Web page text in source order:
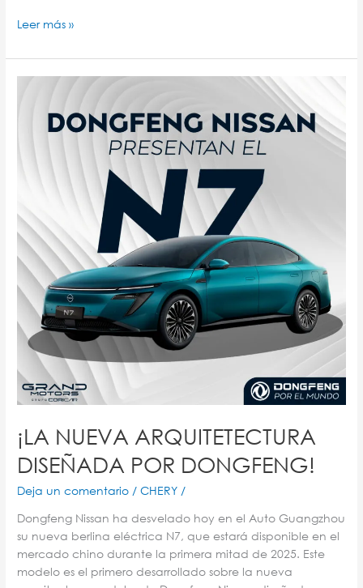
Leer más »
¡LA NUEVA ARQUITETECTURA
DISEÑADA POR DONGFENG!
Deja un comentario /CHERY /
Dongfeng Nissan ha desvelado hoy en el Auto Guangzhou
su nueva berlina eléctrica N7, que estará disponible en el
mercado chino durante la primera mitad de 2025. Este
modelo es el primero desarrollado sobre la nueva
ARQUITETECTURA
DISEÑADA
POR
DONGFENG!